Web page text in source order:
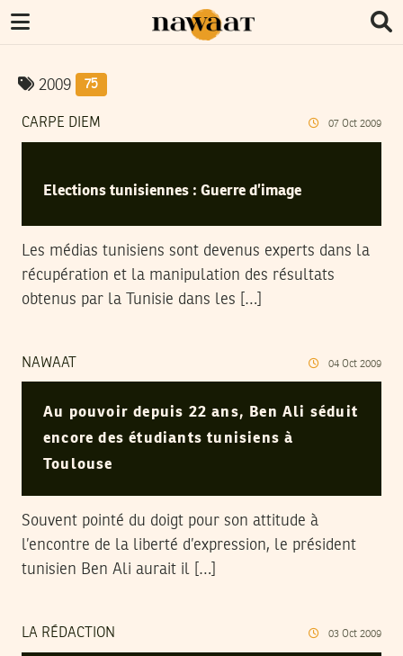
2009 75
CARPE DIEM 07 Oct 2009
Elections tunisiennes : Guerre d’image
Les médias tunisiens sont devenus experts dans la
récupération et la manipulation des résultats
obtenus par la Tunisie dans les […]
NAWAAT 04 Oct 2009
Au pouvoir depuis 22 ans, Ben Ali séduit
encore des étudiants tunisiens à
Toulouse
Souvent pointé du doigt pour son attitude à
l’encontre de la liberté d’expression, le président
tunisien Ben Ali aurait il […]
LA RÉDACTION 03 Oct 2009